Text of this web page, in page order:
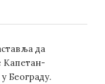
да
Капетан-
Београду.